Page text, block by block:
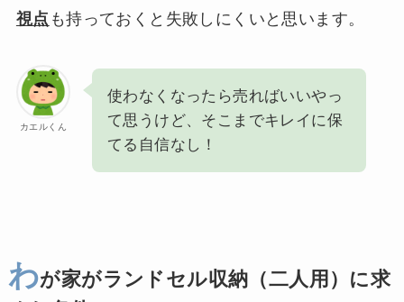
視点 も持っておくと失敗しにくいと思います。
カエルくん
使わなくなったら売ればいいやっ
て思うけど、そこまでキレイに保
てる自信なし！
わが家がランドセル収納（二人用）に求